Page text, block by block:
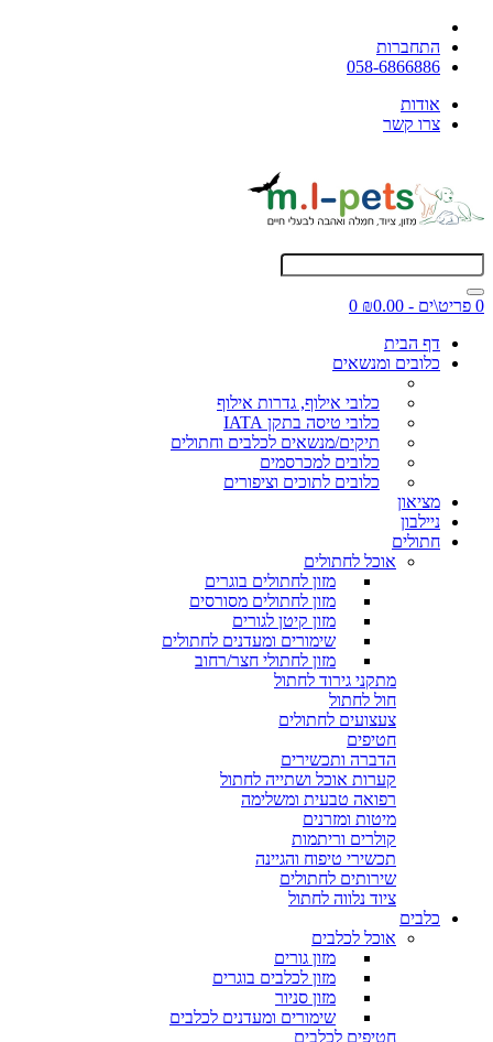
התחברות
058-6866886
אודות
צרו קשר
0 פריט\ים - ₪0.00
0
דף הבית
כלובים ומנשאים
כלובי אילוף, גדרות אילוף
כלובי טיסה בתקן IATA
תיקים/מנשאים לכלבים וחתולים
כלובים למכרסמים
כלובים לתוכים וציפורים
מציאון
ניילבון
חתולים
אוכל לחתולים
מזון לחתולים בוגרים
מזון לחתולים מסורסים
מזון קיטן לגורים
שימורים ומעדנים לחתולים
מזון לחתולי חצר/רחוב
מתקני גירוד לחתול
חול לחתול
צעצועים לחתולים
חטיפים
הדברה ותכשירים
קערות אוכל ושתייה לחתול
רפואה טבעית ומשלימה
מיטות ומזרנים
קולרים וריתמות
תכשירי טיפוח והגיינה
שירותים לחתולים
ציוד נלווה לחתול
כלבים
אוכל לכלבים
מזון גורים
מזון לכלבים בוגרים
מזון סניור
שימורים ומעדנים לכלבים
חטיפים לכלבים